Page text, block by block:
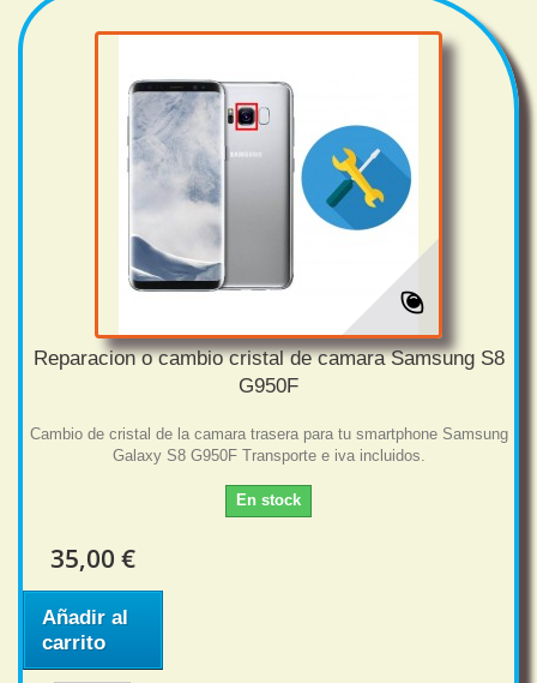
Reparacion o cambio cristal de camara Samsung S8
G950F
Cambio de cristal de la camara trasera para tu smartphone Samsung
Galaxy S8 G950F Transporte e iva incluidos.
En stock
35,00 €
Añadir al
carrito